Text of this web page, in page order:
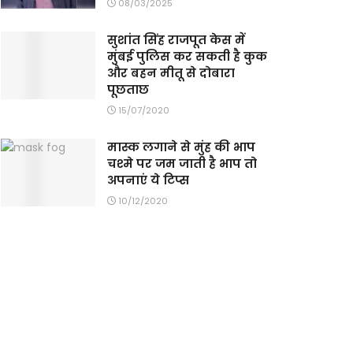
08/03/2025
सुशांत सिंह राजपूत केस में
मुंबई पुलिस कर सकती है कुक
और बहन मीतू से दोबारा
पूछताछ
15/07/2020
मास्क लगाने से मुंह की भाप
चश्मे पर जम जाती है भाप तो
अपनाएं ये टिप्स
10/12/2020